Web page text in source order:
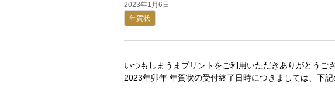
2023年1月6日
年賀状
いつもしまうまプリントをご利用いただきありがとうござ
2023年卯年 年賀状の受付終了日時につきましては、下記